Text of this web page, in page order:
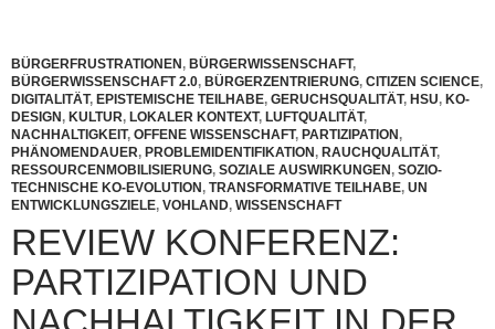
BÜRGERFRUSTRATIONEN , BÜRGERWISSENSCHAFT,
BÜRGERWISSENSCHAFT 2.0, BÜRGERZENTRIERUNG, CITIZEN SCIENCE,
DIGITALITÄT, EPISTEMISCHE TEILHABE, GERUCHSQUALITÄT, HSU, KO-
DESIGN , KULTUR, LOKALER KONTEXT, LUFTQUALITÄT,
NACHHALTIGKEIT, OFFENE WISSENSCHAFT, PARTIZIPATION ,
PHÄNOMENDAUER, PROBLEMIDENTIFIKATION , RAUCHQUALITÄT,
RESSOURCENMOBILISIERUNG, SOZIALE AUSWIRKUNGEN , SOZIO-
TECHNISCHE KO-EVOLUTION , TRANSFORMATIVE TEILHABE, UN
ENTWICKLUNGSZIELE, VOHLAND, WISSENSCHAFT
REVIEW KONFERENZ:
PARTIZIPATION UND